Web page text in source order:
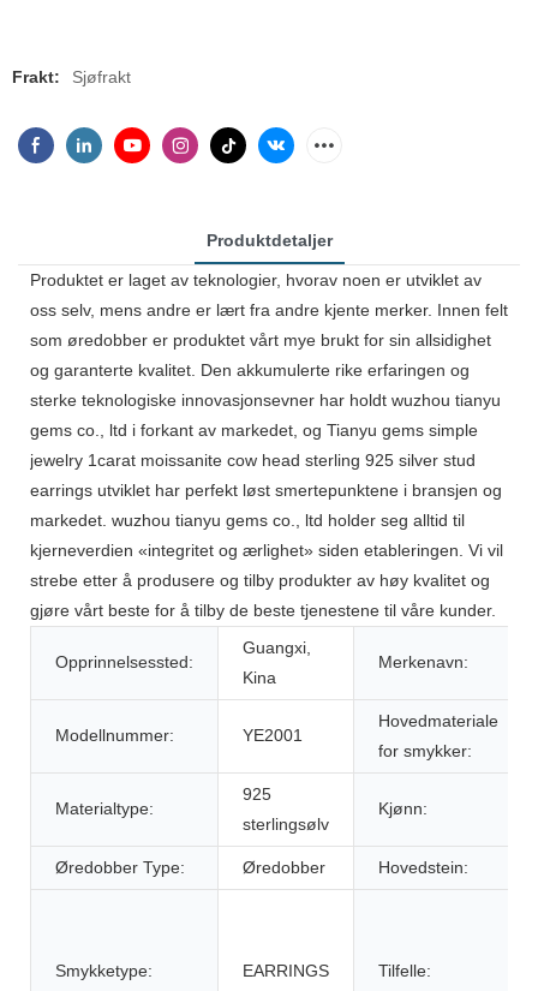
Frakt: Sjøfrakt
Produktdetaljer
Produktet er laget av teknologier, hvorav noen er utviklet av
oss selv, mens andre er lært fra andre kjente merker. Innen felt
som øredobber er produktet vårt mye brukt for sin allsidighet
og garanterte kvalitet. Den akkumulerte rike erfaringen og
sterke teknologiske innovasjonsevner har holdt wuzhou tianyu
gems co., ltd i forkant av markedet, og Tianyu gems simple
jewelry 1carat moissanite cow head sterling 925 silver stud
earrings utviklet har perfekt løst smertepunktene i bransjen og
markedet. wuzhou tianyu gems co., ltd holder seg alltid til
kjerneverdien «integritet og ærlighet» siden etableringen. Vi vil
strebe etter å produsere og tilby produkter av høy kvalitet og
gjøre vårt beste for å tilby de beste tjenestene til våre kunder.
Opprinnelsessted:
Guangxi,
Kina
Merkenavn:
Modellnummer: YE2001
Hovedmateriale
for smykker:
Materialtype:
925
sterlingsølv
Kjønn:
Øredobber Type: Øredobber Hovedstein:
Smykketype: EARRINGS Tilfelle: